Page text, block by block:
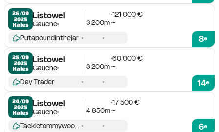
26/09
2025
Haies
Listowel
Gauche
121 000 €
3 200m -
8e
Putapoundinthejar
25/09
2025
Haies
Listowel
Gauche
60 000 €
3 200m -
14e
Day Trader
24/09
2025
Haies
Listowel
Gauche
17 500 €
4 850m -
6e
Tackletommywoowoo